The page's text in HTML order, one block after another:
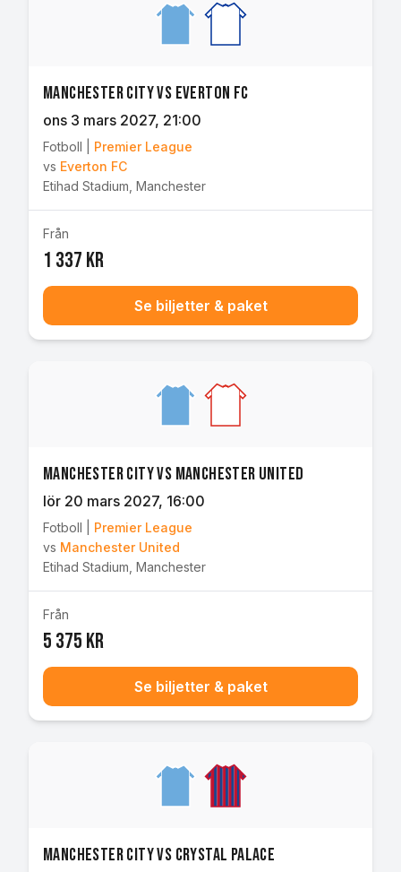
Manchester City vs Everton FC
ons 3 mars 2027, 21:00
Fotboll
Premier League
vs Everton FC
Etihad Stadium Manchester
Från
1 337 kr
Se biljetter & paket
Manchester City vs Manchester United
lör 20 mars 2027, 16:00
Fotboll
Premier League
vs Manchester United
Etihad Stadium Manchester
Från
5 375 kr
Se biljetter & paket
Manchester City vs Crystal Palace